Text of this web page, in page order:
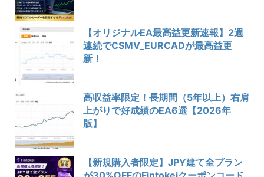
【オリジナルEA最高益更新速報】2週
連続でCSMV_EURCADが最高益更
新！
高収益率限定！長期間（5年以上）右肩
上がりで好成績のEA6選【2026年
版】
【新規購入者限定】JPY建て全プラン